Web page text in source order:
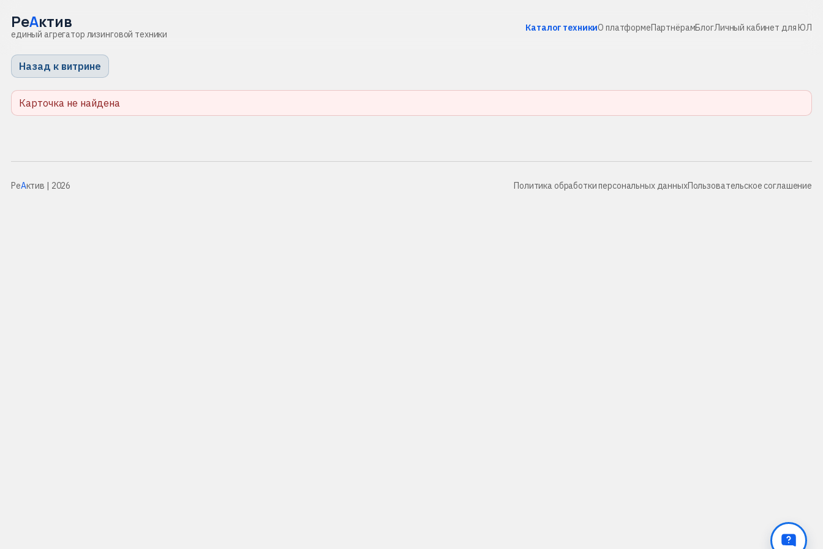
РеАктив
единый агрегатор лизинговой техники
Каталог техникиО платформеПартнёрамБлогЛичный кабинет для ЮЛ
Назад к витрине
Карточка не найдена
РеАктив | 2026 Политика обработки персональных данныхПользовательское соглашение